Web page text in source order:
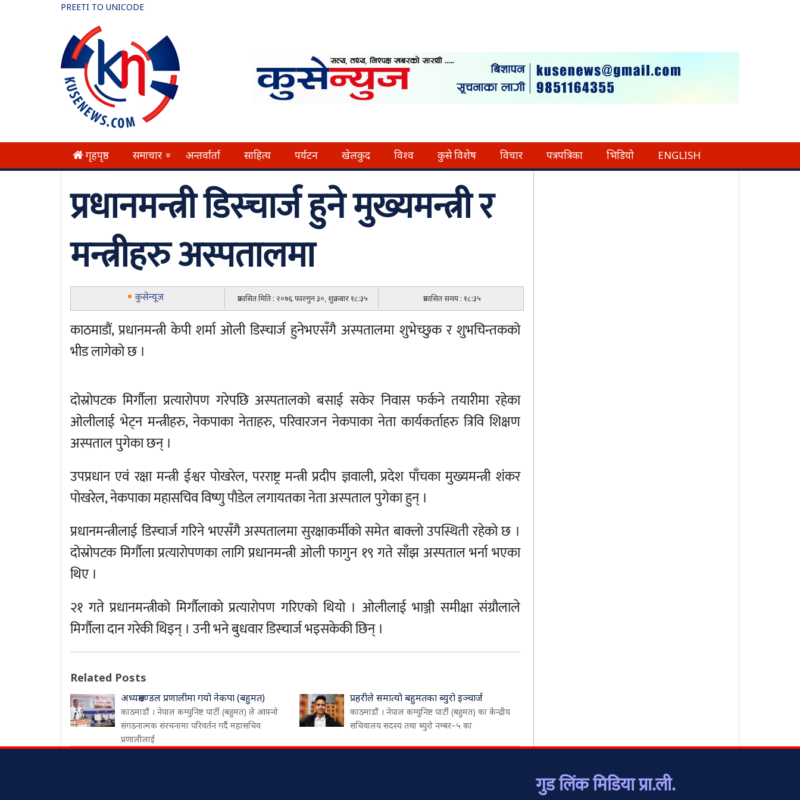
PREETI TO UNICODE
गृहपृष्ठ समाचार » अन्तर्वार्ता साहित्य पर्यटन खेलकुद विश्व कुसे विशेष विचार पत्रपत्रिका भिडियो ENGLISH
प्रधानमन्त्री डिस्चार्ज हुने मुख्यमन्त्री र
मन्त्रीहरु अस्पतालमा
कुसेन्यूज प्रकासित मिति : २०७६ फाल्गुन ३०, शुक्रबार १८:३५ प्रकासित समय : १८:३५
काठमाडौं, प्रधानमन्त्री केपी शर्मा ओली डिस्चार्ज हुनेभएसँगै अस्पतालमा शुभेच्छुक र शुभचिन्तकको
भीड लागेको छ ।
दोस्रोपटक मिर्गौला प्रत्यारोपण गरेपछि अस्पतालको बसाई सकेर निवास फर्कने तयारीमा रहेका
ओलीलाई भेट्न मन्त्रीहरु, नेकपाका नेताहरु, परिवारजन नेकपाका नेता कार्यकर्ताहरु त्रिवि शिक्षण
अस्पताल पुगेका छन् ।
उपप्रधान एवं रक्षा मन्त्री ईश्वर पोखरेल, परराष्ट्र मन्त्री प्रदीप ज्ञवाली, प्रदेश पाँचका मुख्यमन्त्री शंकर
पोखरेल, नेकपाका महासचिव विष्णु पौडेल लगायतका नेता अस्पताल पुगेका हुन् ।
प्रधानमन्त्रीलाई डिस्चार्ज गरिने भएसँगै अस्पतालमा सुरक्षाकर्मीको समेत बाक्लो उपस्थिती रहेको छ ।
दोस्रोपटक मिर्गौला प्रत्यारोपणका लागि प्रधानमन्त्री ओली फागुन १९ गते साँझ अस्पताल भर्ना भएका
थिए ।
२१ गते प्रधानमन्त्रीको मिर्गौलाको प्रत्यारोपण गरिएको थियो । ओलीलाई भाञ्जी समीक्षा संग्रौलाले
मिर्गौला दान गरेकी थिइन् । उनी भने बुधवार डिस्चार्ज भइसकेकी छिन् ।
Related Posts
अध्यक्षमण्डल प्रणालीमा गयो नेकपा (बहुमत)
काठमाडौं । नेपाल कम्युनिष्ट पार्टी (बहुमत) ले आफ्नो
संगठनात्मक संरचनामा परिवर्तन गर्दै महासचिव
प्रणालीलाई
प्रहरीले समात्यो बहुमतका ब्युरो इञ्चार्ज
काठमाडौं । नेपाल कम्युनिष्ट पार्टी (बहुमत) का केन्द्रीय
सचिवालय सदस्य तथा ब्युरो नम्बर–५ का
गुड लिंक मिडिया प्रा.ली.